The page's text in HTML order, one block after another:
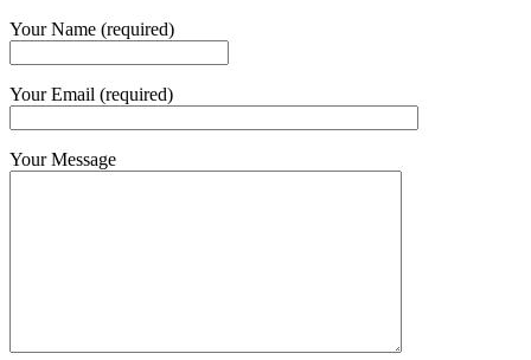
Your Name (required)
Your Email (required)
Your Message